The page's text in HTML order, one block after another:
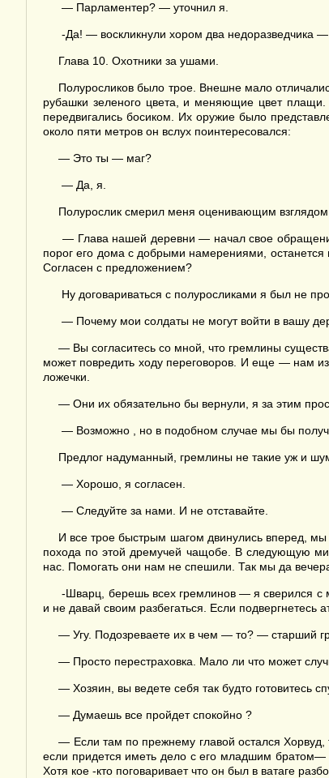
— Парламентер? — уточнил я.
-Да! — воскликнули хором два недоразведчика
Глава 10. Охотники за ушами.
Полуросликов было трое. Внешне мало
рубашки зеленого цвета, и меняющие цвет
передвигались босиком. Их оружие было
около пяти метров он вслух поинтересовался:
— Это ты — маг?
— Да, я.
Полурослик смерил меня оценивающим
— Глава нашей деревни — начал свое
порог его дома с добрыми намерениями, останется
Согласен с предложением?
Ну договариваться с полуросликами я был не
— Почему мои солдаты не могут войти в вашу
— Вы согласитесь со мной, что гремлины
может повредить ходу переговоров. И еще — нам
ложечки.
— Они их обязательно бы вернули, я за этим
— Возможно , но в подобном случае мы бы
Предлог надуманный, гремлины не такие уж и
— Хорошо, я согласен.
— Следуйте за нами. И не отставайте.
И все трое быстрым шагом двинулись вперед,
похода по этой дремучей чащобе. В следующую
нас. Помогать они нам не спешили. Так мы да
-Шварц, берешь всех гремлинов — я сверился с
и не давай своим разбегаться. Если подвергнетесь
— Угу. Подозреваете их в чем — то? — старший
— Просто перестраховка. Мало ли что может
— Хозяин, вы ведете себя так будто готовитесь
— Думаешь все пройдет спокойно ?
— Если там по прежнему главой остался
если придется иметь дело с его младшим братом—
Хотя кое -кто поговаривает что он был в ватаге